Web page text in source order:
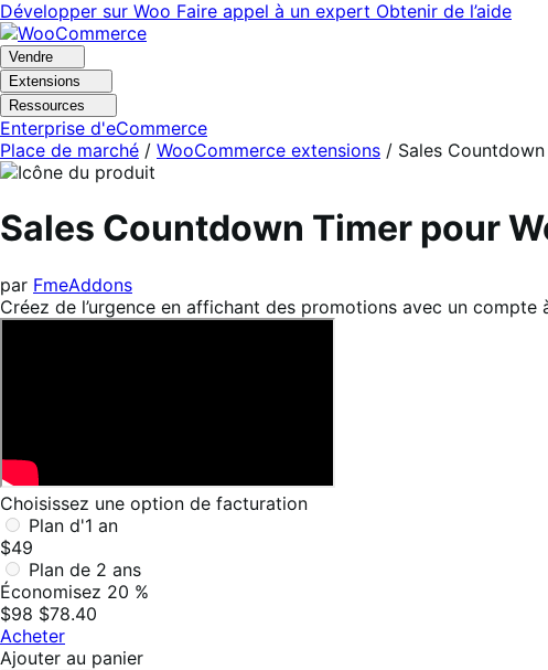
Aller
à
la
navigation
Aller
au
contenu
principal
Développer sur Woo Faire appel à un expert Obtenir de l’aide
Vendre
Extensions
Ressources
Enterprise d'eCommerce
Place de marché / WooCommerce extensions / Sales
Sales Countdown Timer pour
par FmeAddons
Créez de l’urgence en affichant des promotions avec un
Choisissez une option de facturation
Plan d'1 an
$49
Plan de 2 ans
Économisez 20 %
$98 $78.40
Acheter
Ajouter au panier